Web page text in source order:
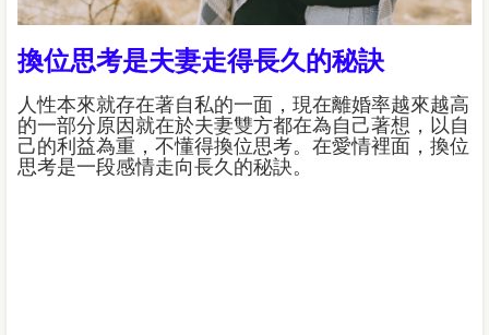
換位思考是夫妻走得長久的秘訣
人性本來就存在著自私的一面，現在離婚率越來越高
的一部分原因就在於夫妻雙方都在為自己著想，以自
己的利益為重，不懂得換位思考。在愛情裡面，換位
思考是一段感情走向長久的秘訣。